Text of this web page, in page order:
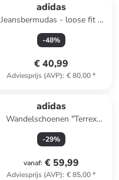
adidas
Jeansbermudas - loose fit -
grijs
-48%
€ 40,99
Adviesprijs (AVP): € 80,00*
adidas
Wandelschoenen "Terrex
Anylander" kaki
-29%
vanaf: € 59,99
Adviesprijs (AVP): € 85,00*